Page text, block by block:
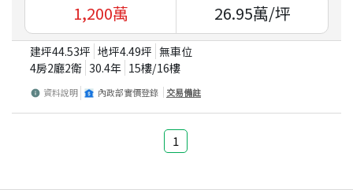
1,200萬 26.95萬/坪
建坪44.53坪 地坪4.49坪 無車位
4房2廳2衛 30.4年 15樓/16樓
資料說明 內政部實價登錄 交易備註
1